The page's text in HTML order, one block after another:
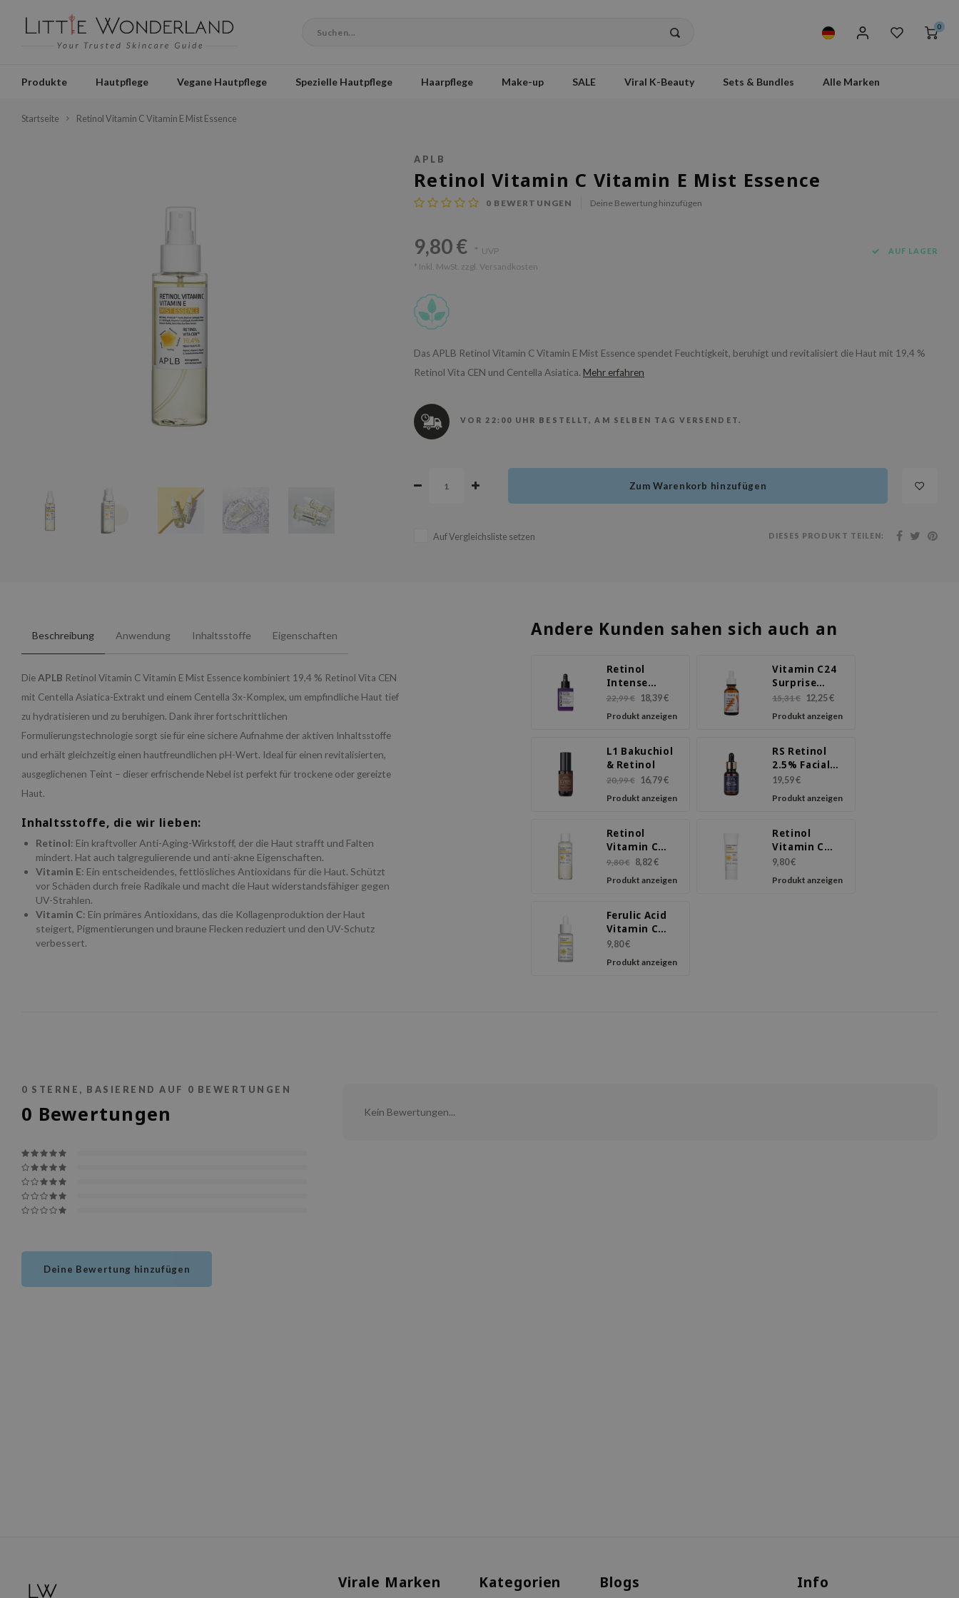
0
Produkte Hautpflege Vegane Hautpflege Spezielle Hautpflege Haarpflege Make-up SALE Viral K-Beauty Sets & Bundles Alle Marken
Startseite Retinol Vitamin C Vitamin E Mist Essence
APLB
Retinol Vitamin C Vitamin E Mist Essence
0 BEWERTUNGEN Deine Bewertung hinzufügen
9,80 € * UVP
* Inkl. MwSt. zzgl. Versandkosten
AUF LAGER
Das APLB Retinol Vitamin C Vitamin E Mist Essence spendet Feuchtigkeit, beruhigt und revitalisiert die Haut mit 19,4 %
Retinol Vita CEN und Centella Asiatica. Mehr erfahren
VOR 22:00 UHR BESTELLT, AM SELBEN TAG VERSENDET.
Zum Warenkorb hinzufügen
Auf Vergleichsliste setzen DIESES PRODUKT TEILEN:
Beschreibung Anwendung Inhaltsstoffe Eigenschaften
DieAPLB Retinol Vitamin C Vitamin E Mist Essence kombiniert 19,4 % Retinol Vita CEN
mit Centella Asiatica-Extrakt und einem Centella 3x-Komplex, um empfindliche Haut tief
zu hydratisieren und zu beruhigen. Dank ihrer fortschrittlichen
Formulierungstechnologie sorgt sie für eine sichere Aufnahme der aktiven Inhaltsstoffe
und erhält gleichzeitig einen hautfreundlichen pH-Wert. Ideal für einen revitalisierten,
ausgeglichenen Teint – dieser erfrischende Nebel ist perfekt für trockene oder gereizte
Haut.
Inhaltsstoffe, die wir lieben:
Retinol: Ein kraftvoller Anti-Aging-Wirkstoff, der die Haut strafft und Falten
mindert. Hat auch talgregulierende und anti-akne Eigenschaften.
Vitamin E: Ein entscheidendes, fettlösliches Antioxidans für die Haut. Schützt
vor Schäden durch freie Radikale und macht die Haut widerstandsfähiger gegen
UV-Strahlen.
Vitamin C: Ein primäres Antioxidans, das die Kollagenproduktion der Haut
steigert, Pigmentierungen und braune Flecken reduziert und den UV-Schutz
verbessert.
Andere Kunden sahen sich auch an
Retinol
Intense
Reactivating
Serum
22,99 €
18,39 €
Produkt anzeigen
Vitamin C24
Surprise
Serum
15,31 €
12,25 €
Produkt anzeigen
L1 Bakuchiol
& Retinol
20,99 €
16,79 €
Produkt anzeigen
RS Retinol
2.5% Facial
Serum
19,59 €
Produkt anzeigen
Retinol
Vitamin C
Vitamin E
Facial Toner
9,80 €
8,82 €
Produkt anzeigen
Retinol
Vitamin C
Vitamin E
Sunscreen
9,80 €
Produkt anzeigen
Ferulic Acid
Vitamin C
Ampoule
Serum
9,80 €
Produkt anzeigen
0 STERNE, BASIEREND AUF 0 BEWERTUNGEN
0 Bewertungen
Deine Bewertung hinzufügen
Kein Bewertungen...
Virale Marken Kategorien Blogs Info